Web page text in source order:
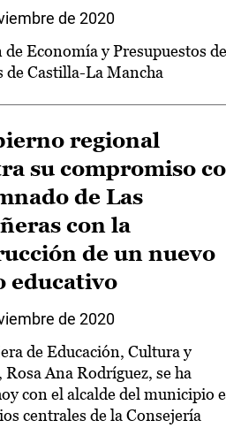
de 2020
Economía y Presupuestos de
de Castilla-La Mancha
regional
su compromiso
de Las
con la
de un nuevo
educativo
de 2020
de Educación, Cultura y
Rosa Ana Rodríguez, se ha
con el alcalde del municipio
centrales de la Consejería